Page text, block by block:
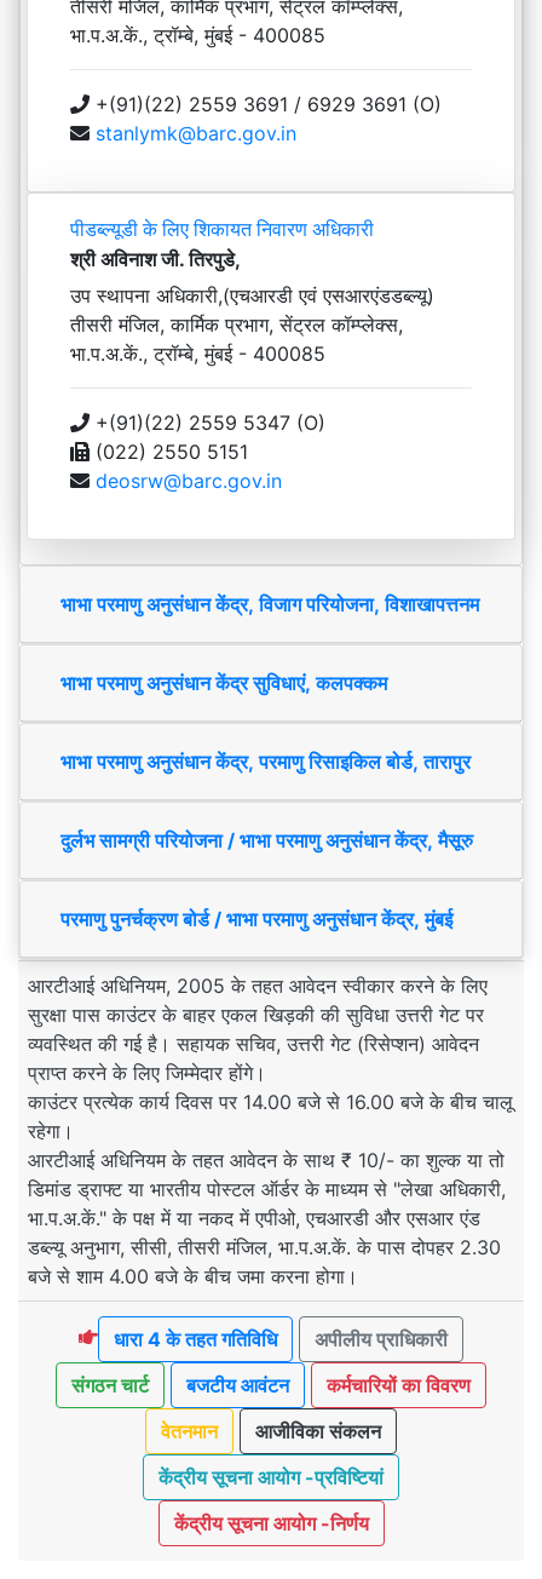
तीसरी मंजिल, कार्मिक प्रभाग, सेंट्रल कॉम्प्लेक्स,
भा.प.अ.कें., ट्रॉम्बे, मुंबई - 400085
+(91)(22) 2559 3691 / 6929 3691 (O)
stanlymk@barc.gov.in
पीडब्ल्यूडी के लिए शिकायत निवारण अधिकारी
श्री अविनाश जी. तिरपुडे,
उप स्थापना अधिकारी,(एचआरडी एवं एसआरएंडडब्ल्यू)
तीसरी मंजिल, कार्मिक प्रभाग, सेंट्रल कॉम्प्लेक्स,
भा.प.अ.कें., ट्रॉम्बे, मुंबई - 400085
+(91)(22) 2559 5347 (O)
(022) 2550 5151
deosrw@barc.gov.in
भाभा परमाणु अनुसंधान केंद्र, विजाग परियोजना, विशाखापत्तनम
भाभा परमाणु अनुसंधान केंद्र सुविधाएं, कलपक्कम
भाभा परमाणु अनुसंधान केंद्र, परमाणु रिसाइकिल बोर्ड, तारापुर
दुर्लभ सामग्री परियोजना / भाभा परमाणु अनुसंधान केंद्र, मैसूरु
परमाणु पुनर्चक्रण बोर्ड / भाभा परमाणु अनुसंधान केंद्र, मुंबई
आरटीआई अधिनियम, 2005 के तहत आवेदन स्वीकार करने के लिए
सुरक्षा पास काउंटर के बाहर एकल खिड़की की सुविधा उत्तरी गेट पर
व्यवस्थित की गई है। सहायक सचिव, उत्तरी गेट (रिसेप्शन) आवेदन
प्राप्त करने के लिए जिम्मेदार होंगे।
काउंटर प्रत्येक कार्य दिवस पर 14.00 बजे से 16.00 बजे के बीच चालू
रहेगा।
आरटीआई अधिनियम के तहत आवेदन के साथ ₹ 10/- का शुल्क या तो
डिमांड ड्राफ्ट या भारतीय पोस्टल ऑर्डर के माध्यम से "लेखा अधिकारी,
भा.प.अ.कें." के पक्ष में या नकद में एपीओ, एचआरडी और एसआर एंड
डब्ल्यू अनुभाग, सीसी, तीसरी मंजिल, भा.प.अ.कें. के पास दोपहर 2.30
बजे से शाम 4.00 बजे के बीच जमा करना होगा।
धारा 4 के तहत गतिविधि
अपीलीय प्राधिकारी
संगठन चार्ट
बजटीय आवंटन
कर्मचारियों का विवरण
वेतनमान
आजीविका संकलन
केंद्रीय सूचना आयोग -प्रविष्टियां
केंद्रीय सूचना आयोग -निर्णय